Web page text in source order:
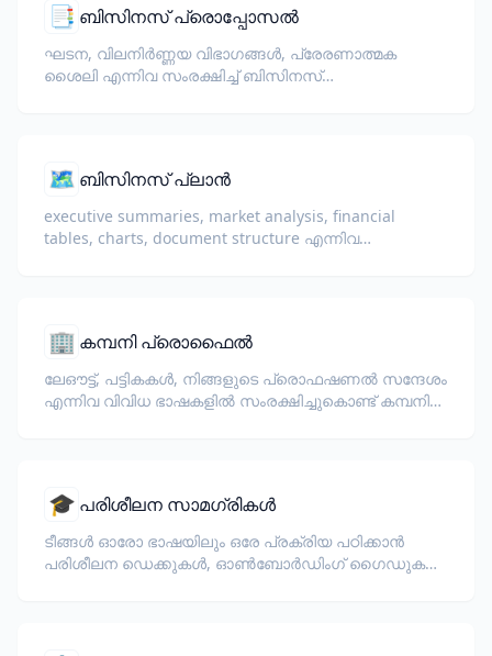
📑 ബിസിനസ് പ്രൊപ്പോസൽ
ഘടന, വിലനിർണ്ണയ വിഭാഗങ്ങൾ, പ്രേരണാത്മക
ശൈലി എന്നിവ സംരക്ഷിച്ച് ബിസിനസ്
🗺️ ബിസിനസ് പ്ലാൻ
executive summaries, market analysis, financial
tables, charts, document structure എന്നിവ
🏢 കമ്പനി പ്രൊഫൈൽ
ലേഔട്ട്, പട്ടികകൾ, നിങ്ങളുടെ പ്രൊഫഷണൽ സന്ദേശം
എന്നിവ വിവിധ ഭാഷകളിൽ സംരക്ഷിച്ചുകൊണ്ട് കമ്പനി
🎓 പരിശീലന സാമഗ്രികൾ
ടീങ്ങൾ ഓരോ ഭാഷയിലും ഒരേ പ്രക്രിയ പഠിക്കാൻ
പരിശീലന ഡെക്കുകൾ, ഓൺബോർഡിംഗ് ഗൈഡുകൾ,